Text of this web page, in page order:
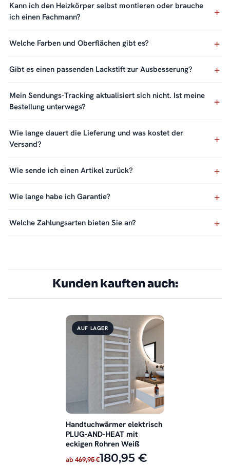
Kann ich den Heizkörper selbst montieren oder brauche
ich einen Fachmann?
Welche Farben und Oberflächen gibt es?
Gibt es einen passenden Lackstift zur Ausbesserung?
Mein Sendungs-Tracking aktualisiert sich nicht. Ist meine
Bestellung unterwegs?
Wie lange dauert die Lieferung und was kostet der
Versand?
Wie sende ich einen Artikel zurück?
Wie lange habe ich Garantie?
Welche Zahlungsarten bieten Sie an?
Kunden kauften auch:
AUF LAGER
Handtuchwärmer elektrisch
PLUG-AND-HEAT mit
eckigen Rohren Weiß
ab 469,95 €180,95 €